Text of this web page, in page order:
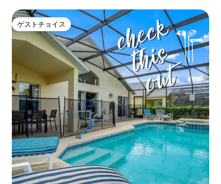
ゲストチョイス
ゲストチョイス